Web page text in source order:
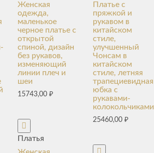
Женская
одежда,
маленькое
черное платье с
открытой
спиной, дизайн
без рукавов,
изменяющий
линии плеч и
шеи
15743,00₽
Платья
Платье с
пряжкой и
рукавом в
китайском
стиле,
улучшенный
Чонсам в
китайском
стиле, летняя
трапециевидная
юбка с
рукавами-
колокольчиками
25460,00 ₽